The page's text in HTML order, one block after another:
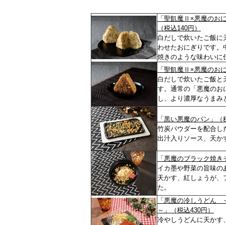
「聖飢魔Ⅱ×悪魔のお
（税込140円）
白だしで炊いたご飯に
わせたおにぎりです。
焼きのような味わいに
「聖飢魔Ⅱ×悪魔のお
白だしで炊いたご飯と
す。通常の「悪魔のお
し、より濃厚なうま
「黒い悪魔のパン」（
竹炭パウダーを配合し
出汁入りソース、天か
「悪魔のブラック焼
イカ墨や野菜の旨味の
天かす、紅しょうが、
た。
「悪魔の冷しうどん
～」
（税込430円）
冷やしうどんに天かす